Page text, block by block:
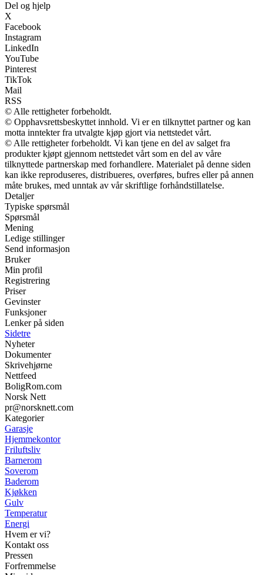
Del og hjelp
X
Facebook
Instagram
LinkedIn
YouTube
Pinterest
TikTok
Mail
RSS
© Alle rettigheter forbeholdt.
© Opphavsrettsbeskyttet innhold. Vi er en tilknyttet partner og kan
motta inntekter fra utvalgte kjøp gjort via nettstedet vårt.
© Alle rettigheter forbeholdt. Vi kan tjene en del av salget fra
produkter kjøpt gjennom nettstedet vårt som en del av våre
tilknyttede partnerskap med forhandlere. Materialet på denne siden
kan ikke reproduseres, distribueres, overføres, bufres eller på annen
måte brukes, med unntak av vår skriftlige forhåndstillatelse.
Detaljer
Typiske spørsmål
Spørsmål
Mening
Ledige stillinger
Send informasjon
Bruker
Min profil
Registrering
Priser
Gevinster
Funksjoner
Lenker på siden
Sidetre
Nyheter
Dokumenter
Skrivehjørne
Nettfeed
BoligRom.com
Norsk Nett
pr@norsknett.com
Kategorier
Garasje
Hjemmekontor
Friluftsliv
Barnerom
Soverom
Baderom
Kjøkken
Gulv
Temperatur
Energi
Hvem er vi?
Kontakt oss
Pressen
Forfremmelse